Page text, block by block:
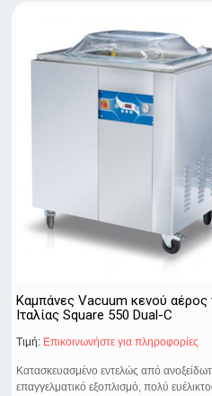
Καμπάνες Vacuum κενού αέρος
Ιταλίας Square 550 Dual-C
Τιμή: Eπικοινωνήστε για πληροφορίες
Κατασκευασμένο εντελώς από
επαγγελματικό εξοπλισμό, πολύ